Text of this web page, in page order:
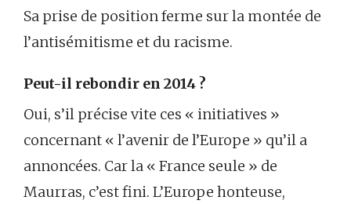
Sa prise de position ferme sur la montée de
l’antisémitisme et du racisme.
Peut-il rebondir en 2014 ?
Oui, s’il précise vite ces « initiatives »
concernant « l’avenir de l’Europe » qu’il a
annoncées. Car la « France seule » de
Maurras, c’est fini. L’Europe honteuse,